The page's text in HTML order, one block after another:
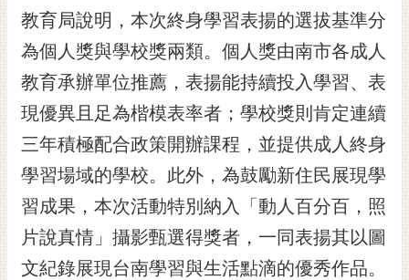
民
信
箱
English
日
本
語
隱
私
權
及
教育局說明，本次終身學習表揚的選拔基準分
為個人獎與學校獎兩類。個人獎由南市各成人
教育承辦單位推薦，表揚能持續投入學習、表
現優異且足為楷模表率者；學校獎則肯定連續
三年積極配合政策開辦課程，並提供成人終身
學習場域的學校。此外，為鼓勵新住民展現學
習成果，本次活動特別納入「動人百分百，照
片說真情」攝影甄選得獎者，一同表揚其以圖
文紀錄展現台南學習與生活點滴的優秀作品。